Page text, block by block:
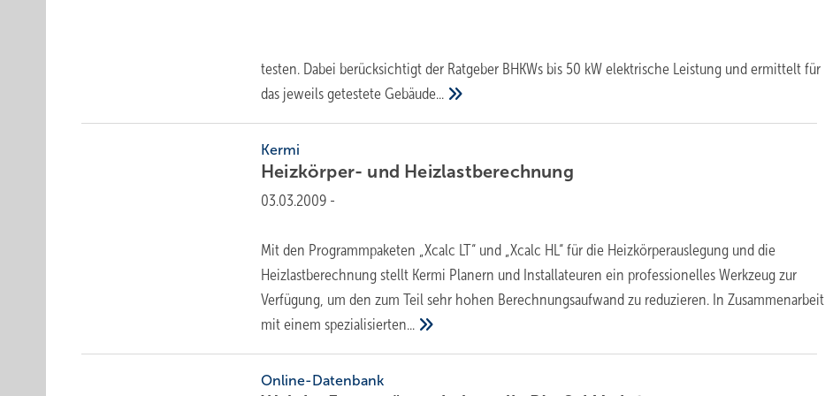
testen. Dabei berücksichtigt der Ratgeber BHKWs bis 50 kW elektrische Leistung und ermittelt für
das jeweils getesteteGebäude...
Kermi
Heizkörper- und Heizlastberechnung
03.03.2009 -
Mit den Programmpaketen „Xcalc LT“ und „Xcalc HL“ für die Heizkörperauslegung und die
Heizlastberechnung stellt Kermi Planern und Installateuren ein professionelles Werkzeug zur
Verfügung, um den zum Teil sehr hohen Berechnungsaufwand zu reduzieren. In Zusammenarbeit
mit einemspezialisierten...
Online-Datenbank